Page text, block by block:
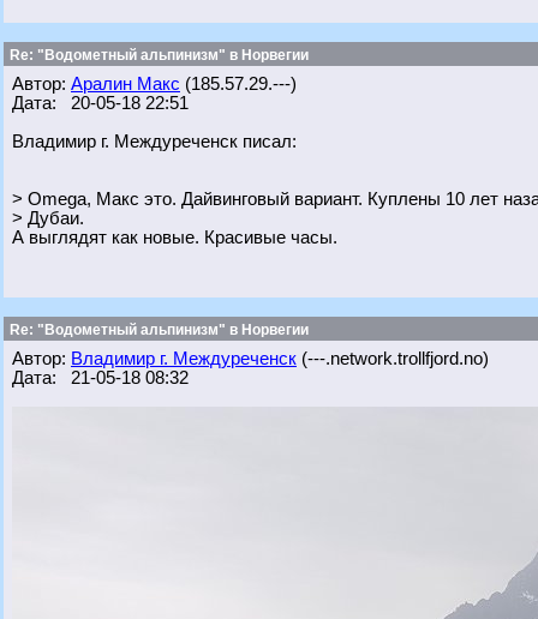
Re: "Водометный альпинизм" в Норвегии
Автор: Аралин Макс (185.57.29.---)
Дата: 20-05-18 22:51
Владимир г. Междуреченск писал:
> Omega, Макс это. Дайвинговый вариант. Куплены 10 лет
> Дубаи.
А выглядят как новые. Красивые часы.
Re: "Водометный альпинизм" в Норвегии
Автор: Владимир г. Междуреченск (---.network.trollfjord.no)
Дата: 21-05-18 08:32